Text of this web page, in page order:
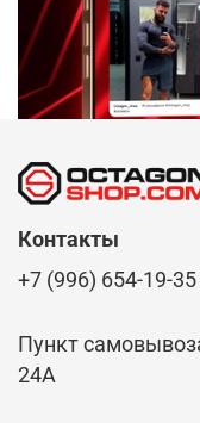
Контакты
+7 (996) 654-19-35
Пункт
24А